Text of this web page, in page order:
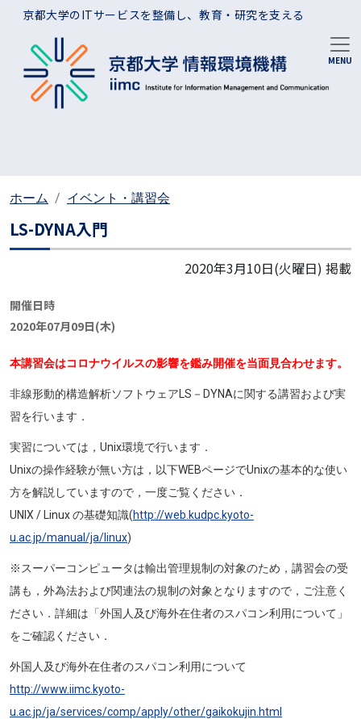
メインコンテンツに移動
京都大学のITサービスを整備し、教育・研究を支える
ホーム イベント・講習会
LS-DYNA入門
2020年3月10日(火曜日) 掲載
開催日時
2020年07月09日(木)
本講習会はコロナウイルスの影響を鑑み開催を当面見合わせます。
非線形動的構造解析ソフトウェアLS－DYNAに関する講習および実
習を行います．
実習については，Unix環境で行います．
Unixの操作経験が無い方は，以下WEBページでUnixの基本的な使い
方を解説していますので，一度ご覧ください．
UNIX / Linux の基礎知識(http://web.kudpc.kyoto-
u.ac.jp/manual/ja/linux)
※スーパーコンピュータは輸出管理規制の対象のため，講習会の受
講も，外為法および関連法の規制の対象となりますので，ご注意く
ださい．詳細は「外国人及び海外在住者のスパコン利用について」
をご確認ください．
外国人及び海外在住者のスパコン利用について
http://www.iimc.kyoto-
u.ac.jp/ja/services/comp/apply/other/gaikokujin.html